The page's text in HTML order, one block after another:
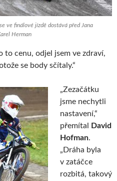
ve finálové jízdě dostává před Jana
Herman
to cenu, odjel jsem ve zdraví,
se body sčítaly.“
„Zezačátku
jsme nechytli
nastavení,“
přemítal David
Hofman.
„Dráha byla
v zatáčce
rozbitá, takový